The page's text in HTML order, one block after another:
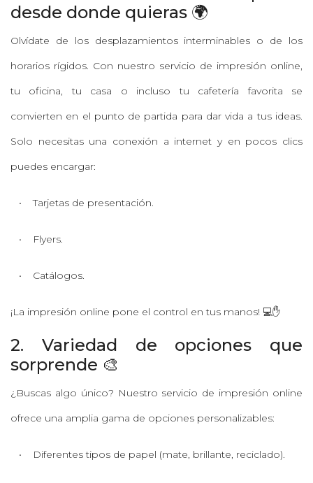
desde donde quieras 🌍
Olvídate de los desplazamientos interminables o de los
horarios rígidos. Con nuestro servicio de impresión online,
tu oficina, tu casa o incluso tu cafetería favorita se
convierten en el punto de partida para dar vida a tus ideas.
Solo necesitas una conexión a internet y en pocos clics
puedes encargar:
• Tarjetas de presentación.
• Flyers.
• Catálogos.
¡La impresión online pone el control en tus manos! 💻✋
2. Variedad de opciones que
sorprende 🎨
¿Buscas algo único? Nuestro servicio de impresión online
ofrece una amplia gama de opciones personalizables:
• Diferentes tipos de papel (mate, brillante, reciclado).